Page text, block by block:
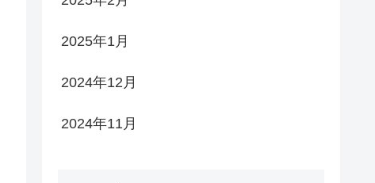
2025年1月
2024年12月
2024年11月